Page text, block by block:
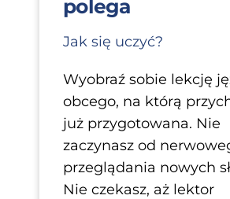
polega
Jak się uczyć?
Wyobraź sobie lekcję
obcego, na którą
już przygotowana. Nie
zaczynasz od
przeglądania nowych
Nie czekasz, aż lektor